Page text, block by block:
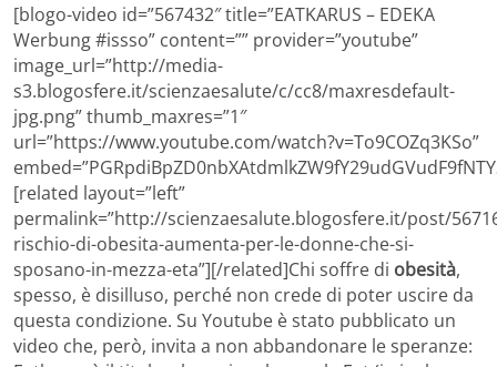
[blogo-video id=”567432″ title=”EATKARUS – EDEKA
Werbung #issso” content=”” provider=”youtube”
image_url=”http://media-
s3.blogosfere.it/scienzaesalute/c/cc8/maxresdefault-
jpg.png” thumb_maxres=”1″
url=”https://www.youtube.com/watch?v=To9COZq3KSo”
[related layout=”left”
permalink=”http://scienzaesalute.blogosfere.it/post/
rischio-di-obesita-aumenta-per-le-donne-che-si-
sposano-in-mezza-eta”][/related]Chi soffre di obesità,
spesso, è disilluso, perché non crede di poter uscire da
questa condizione. Su Youtube è stato pubblicato un
video che, però, invita a non abbandonare le speranze: